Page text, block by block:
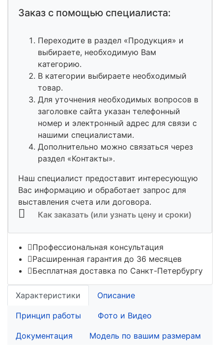
Заказ с помощью специалиста:
Переходите в раздел «Продукция» и
выбираете, необходимую Вам
категорию.
В категории выбираете необходимый
товар.
Для уточнения необходимых вопросов в
заголовке сайта указан телефонный
номер и электронный адрес для связи с
нашими специалистами.
Дополнительно можно связаться через
раздел «Контакты».
Наш специалист предоставит интересующую
Вас информацию и обработает запрос для
выставления счета или договора.
Как заказать (или узнать цену и сроки)
Профессиональная консультация
Расширенная гарантия до 36 месяцев
Бесплатная доставка по Санкт-Петербургу
Характеристики Описание
Принцип работы Фото и Видео
Документация Модель по вашим размерам